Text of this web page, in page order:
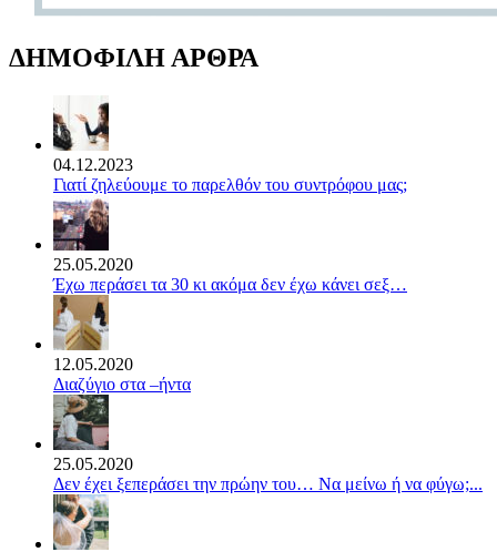
ΔΗΜΟΦΙΛΗ ΑΡΘΡΑ
04.12.2023
Γιατί ζηλεύουμε το παρελθόν του συντρόφου μας;
25.05.2020
Έχω περάσει τα 30 κι ακόμα δεν έχω κάνει σεξ…
12.05.2020
Διαζύγιο στα –ήντα
25.05.2020
Δεν έχει ξεπεράσει την πρώην του… Να μείνω ή να φύγω;...